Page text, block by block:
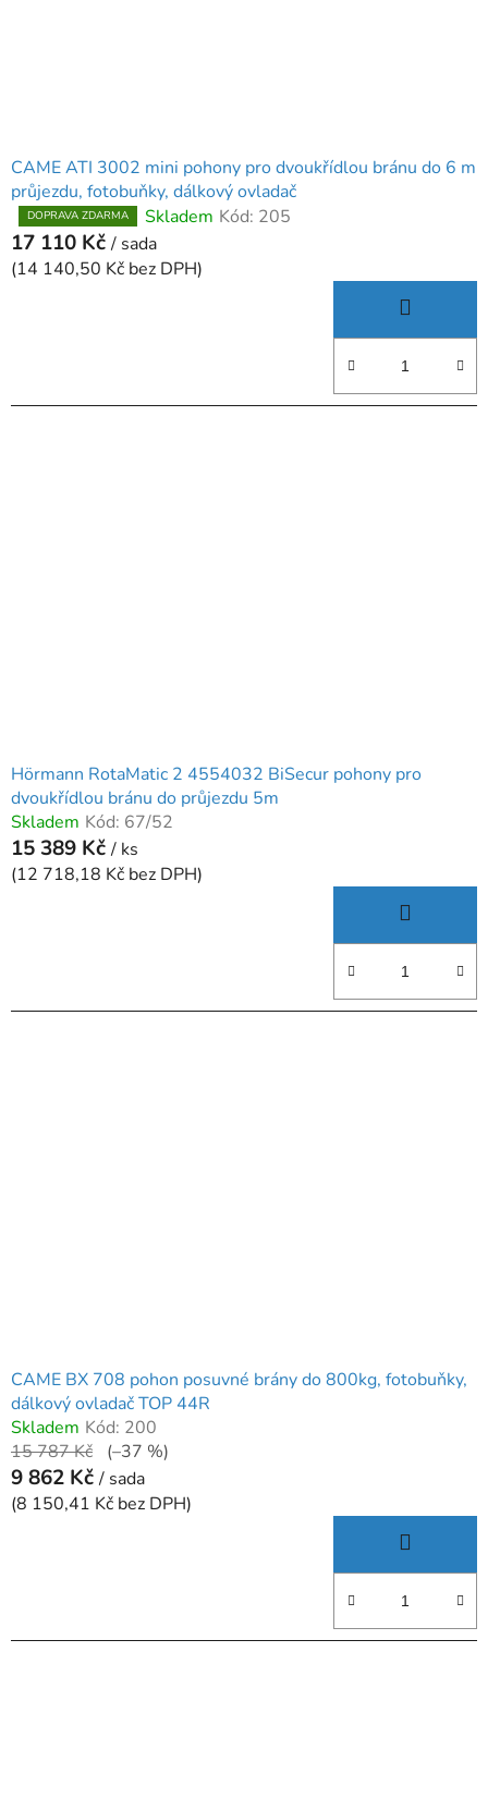
CAME ATI 3002 mini pohony pro dvoukřídlou bránu do 6 m
průjezdu, fotobuňky, dálkový ovladač
Průměrné
hodnocení
produktu
DOPRAVA ZDARMA Skladem Kód: 205
17 110 Kč / sada
(14 140,50 Kč bez DPH)
Hörmann RotaMatic 2 4554032 BiSecur pohony pro
dvoukřídlou bránu do průjezdu 5m
Skladem Kód: 67/52
15 389 Kč / ks
(12 718,18 Kč bez DPH)
CAME BX 708 pohon posuvné brány do 800kg, fotobuňky,
dálkový ovladač TOP 44R
Skladem Kód: 200
15 787 Kč
(–37 %)
9 862 Kč / sada
(8 150,41 Kč bez DPH)